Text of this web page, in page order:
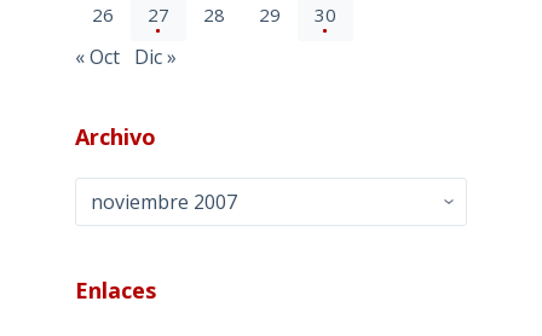
26 27 28 29 30
« Oct Dic »
Archivo
Archivo
Enlaces